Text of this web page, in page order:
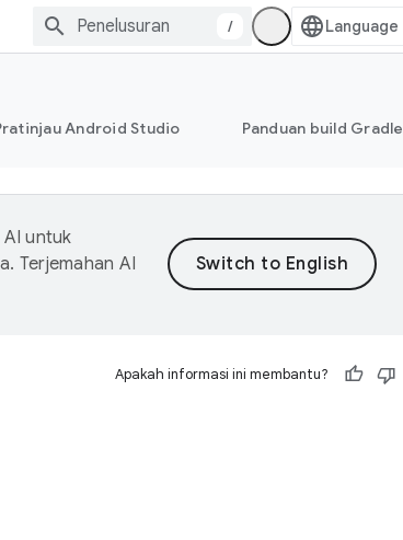
/
Android Studio Panduan build Gradle
untuk
Terjemahan AI
Apakah informasi ini membantu?